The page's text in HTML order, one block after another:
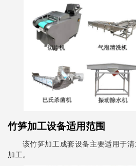
竹笋加工设备适用范围
该竹笋加工成套设备主要适用于
加工。